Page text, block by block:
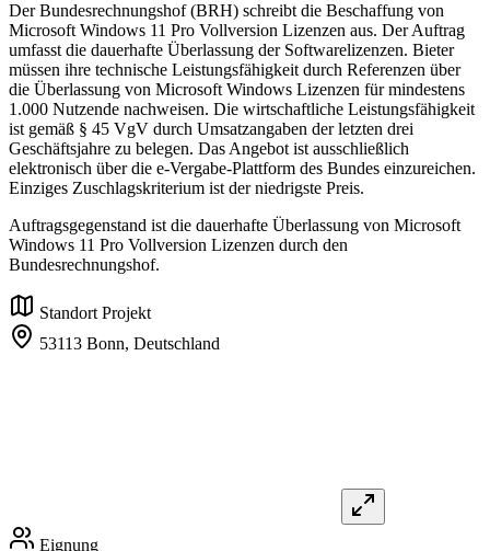
Der Bundesrechnungshof (BRH) schreibt die Beschaffung von
Microsoft Windows 11 Pro Vollversion Lizenzen aus. Der Auftrag
umfasst die dauerhafte Überlassung der Softwarelizenzen. Bieter
müssen ihre technische Leistungsfähigkeit durch Referenzen über
die Überlassung von Microsoft Windows Lizenzen für mindestens
1.000 Nutzende nachweisen. Die wirtschaftliche Leistungsfähigkeit
ist gemäß § 45 VgV durch Umsatzangaben der letzten drei
Geschäftsjahre zu belegen. Das Angebot ist ausschließlich
elektronisch über die e-Vergabe-Plattform des Bundes einzureichen.
Einziges Zuschlagskriterium ist der niedrigste Preis.
Auftragsgegenstand ist die dauerhafte Überlassung von Microsoft
Windows 11 Pro Vollversion Lizenzen durch den
Bundesrechnungshof.
Standort Projekt
53113 Bonn, Deutschland
Eignung